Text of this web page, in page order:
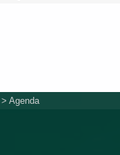
>Agenda